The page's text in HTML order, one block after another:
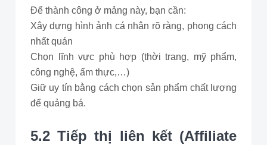
Để thành công ở mảng này, bạn cần:
Xây dựng hình ảnh cá nhân rõ ràng, phong cách
nhất quán
Chọn lĩnh vực phù hợp (thời trang, mỹ phẩm,
công nghệ, ẩm thực,…)
Giữ uy tín bằng cách chọn sản phẩm chất lượng
để quảng bá.
5.2 Tiếp thị liên kết (Affiliate